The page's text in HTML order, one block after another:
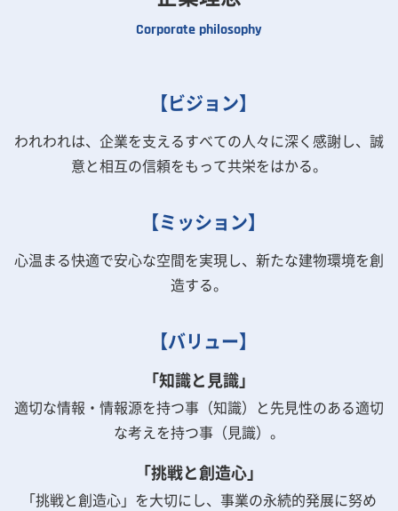
Corporate philosophy
【ビジョン】
われわれは、企業を支えるすべての人々に深く感謝し、誠
意と相互の信頼をもって共栄をはかる。
【ミッション】
心温まる快適で安心な空間を実現し、新たな建物環境を創
造する。
【バリュー】
「知識と見識」
適切な情報・情報源を持つ事（知識）と先見性のある適切
な考えを持つ事（見識）。
「挑戦と創造心」
「挑戦と創造心」を大切にし、事業の永続的発展に努め